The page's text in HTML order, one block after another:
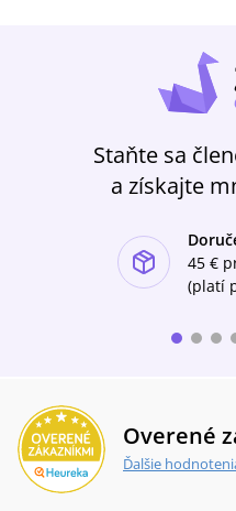
všetko
Smoky s
všetci
Staňte sa
a získajte
45 €
(platí
Overené
Ďalšie